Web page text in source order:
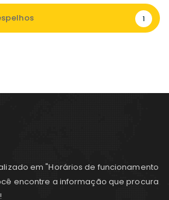
1
em "Horários de funcionamento
encontre a informação que procura